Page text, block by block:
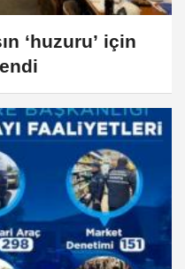
‘huzuru’ için